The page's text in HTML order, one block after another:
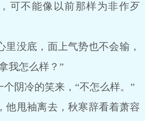
可不能像以前那样为非作歹
没底，面上气势也不会输，
我怎么样？”
阴冷的笑来，“不怎么样。”
甩袖离去，秋寒辞看着萧容